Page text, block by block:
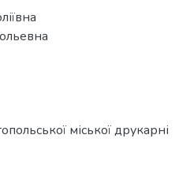
міської друкарні